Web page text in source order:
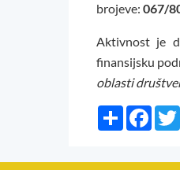
brojeve: 067/
Aktivnost je
finansijsku
oblasti
Share